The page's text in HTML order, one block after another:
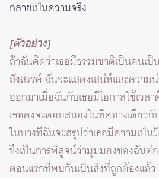
กลายเป็นความจริง
[ตัวอย่าง]
ถ้าฉันคิดว่าเธอมีธรรมชาติเป็นคนเ
สังสรรค์ ฉันจะแสดงเสน่ห์และความ
ออกมาเมื่อฉันกับเธอมีโอกาสใช้เวล
เธอคงจะตอบสนองในทิศทางเดียว
ในบางทีฉันจะสรุปว่าเธอมีความเป็น
ซึ่งเป็นการพิสูจน์ว่ามุมมองของฉันต่
ตอนแรกที่พบกันเป็นสิ่งที่ถูกต้องแล้ว